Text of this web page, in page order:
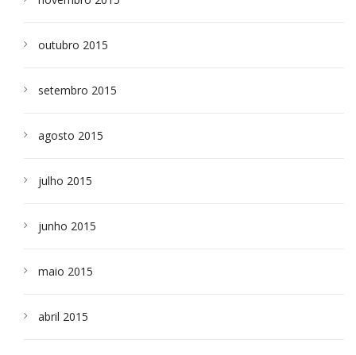
outubro 2015
setembro 2015
agosto 2015
julho 2015
junho 2015
maio 2015
abril 2015